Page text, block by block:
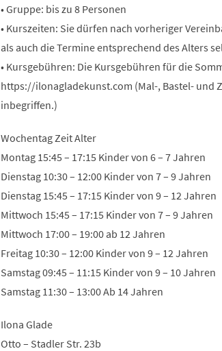
• Gruppe: bis zu 8 Personen
• Kurszeiten: Sie dürfen nach vorheriger
als auch die Termine entsprechend des Alters
• Kursgebühren: Die Kursgebühren für die
https://ilonagladekunst.com (Mal-, Bastel- und
inbegriffen.)
Wochentag Zeit Alter
Montag 15:45 – 17:15 Kinder von 6 – 7 Jahren
Dienstag 10:30 – 12:00 Kinder von 7 – 9 Jahren
Dienstag 15:45 – 17:15 Kinder von 9 – 12 Jahren
Mittwoch 15:45 – 17:15 Kinder von 7 – 9 Jahren
Mittwoch 17:00 – 19:00 ab 12 Jahren
Freitag 10:30 – 12:00 Kinder von 9 – 12 Jahren
Samstag 09:45 – 11:15 Kinder von 9 – 10 Jahren
Samstag 11:30 – 13:00 Ab 14 Jahren
Ilona Glade
Otto – Stadler Str. 23b